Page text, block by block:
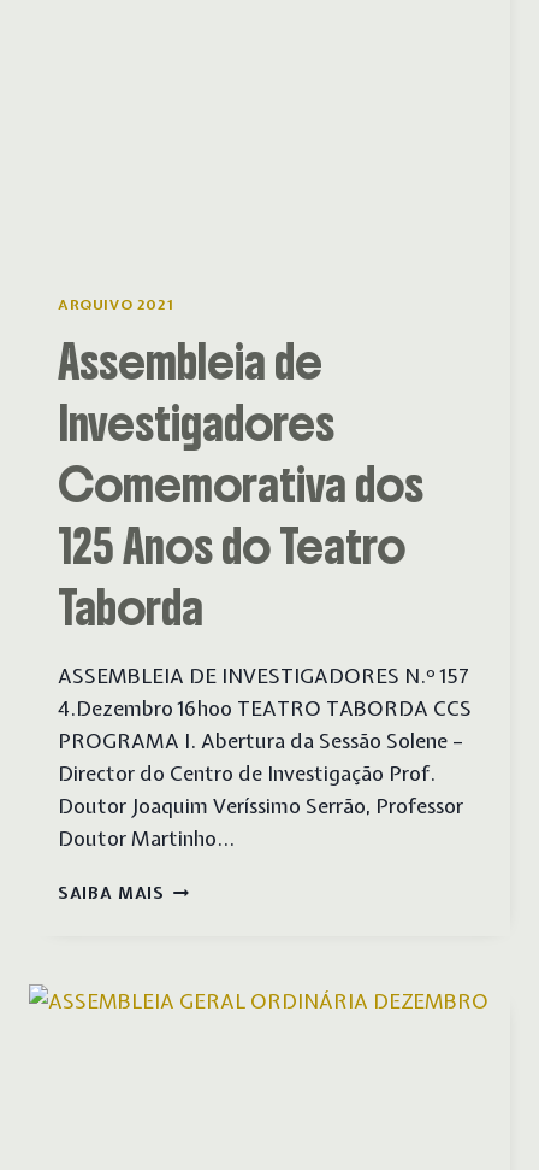
ARQUIVO 2021
Assembleia de
Investigadores
Comemorativa dos
125 Anos do Teatro
Taborda
ASSEMBLEIA DE INVESTIGADORES N.º 157
4.Dezembro 16hoo TEATRO TABORDA CCS
PROGRAMA I. Abertura da Sessão Solene –
Director do Centro de Investigação Prof.
Doutor Joaquim Veríssimo Serrão, Professor
Doutor Martinho…
SAIBA MAIS ASSEMBLEIA
125